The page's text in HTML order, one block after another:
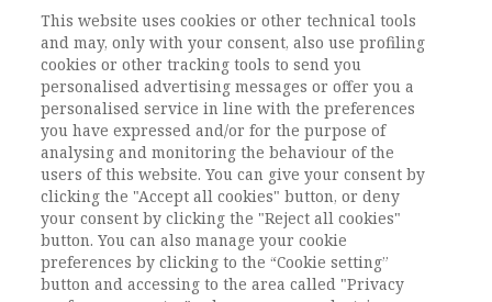
Keywords:selfie, social network, , narcisismo,
internet, comunicazione
DOI:10.1485/2281-2652-202219-4
Pagine59-77
L'ACCESSO A QUESTO
CONTENUTO E' RISERVATO AGLI
UTENTI ABBONATI
This website uses cookies or other technical tools
and may, only with your consent, also use profiling
cookies or other tracking tools to send you
personalised advertising messages or offer you a
personalised service in line with the preferences
you have expressed and/or for the purpose of
analysing and monitoring the behaviour of the
users of this website. You can give your consent by
clicking the "Accept all cookies" button, or deny
your consent by clicking the "Reject all cookies"
button. You can also manage your cookie
preferences by clicking to the “Cookie setting”
button and accessing to the area called "Privacy